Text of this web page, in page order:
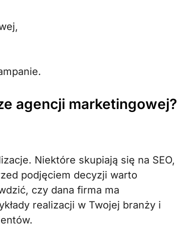
agencji marketingowej?
Niektóre skupiają się na SEO,
podjęciem decyzji warto
czy dana firma ma
realizacji w Twojej branży i